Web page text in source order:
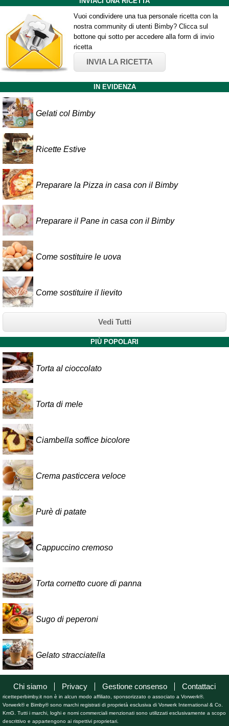
Vuoi condividere una tua personale ricetta con la
nostra community di utenti Bimby? Clicca sul
bottone qui sotto per accedere alla form di invio
ricetta
INVIA LA RICETTA
IN EVIDENZA
Gelati col Bimby
Ricette Estive
Preparare la Pizza in casa con il Bimby
Preparare il Pane in casa con il Bimby
Come sostituire le uova
Come sostituire il lievito
Vedi Tutti
PIÙ POPOLARI
Torta al cioccolato
Torta di mele
Ciambella soffice bicolore
Crema pasticcera veloce
Purè di patate
Cappuccino cremoso
Torta cornetto cuore di panna
Sugo di peperoni
Gelato stracciatella
Chi siamo Privacy Gestione consenso Contattaci
ricetteperbimby.it non è in alcun modo affiliato, sponsorizzato o associato a Vorwerk®.
Vorwerk® e Bimby® sono marchi registrati di proprietà esclusiva di Vorwerk International & Co.
KmG. Tutti i marchi, loghi e nomi commerciali menzionati sono utilizzati esclusivamente a scopo
descrittivo e appartengono ai rispettivi proprietari.